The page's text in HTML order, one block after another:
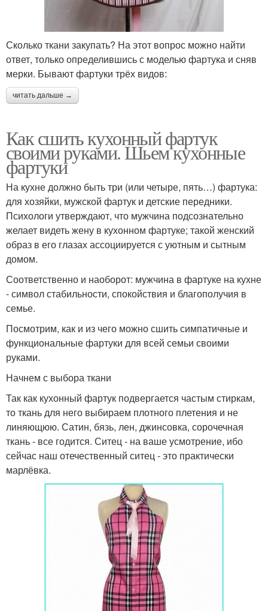
Сколько ткани закупать? На этот вопрос можно найти
ответ, только определившись с моделью фартука и сняв
мерки. Бывают фартуки трёх видов:
читать дальше →
Как сшить кухонный фартук
своими руками. Шьем кухонные
фартуки
На кухне должно быть три (или четыре, пять…) фартука:
для хозяйки, мужской фартук и детские передники.
Психологи утверждают, что мужчина подсознательно
желает видеть жену в кухонном фартуке; такой женский
образ в его глазах ассоциируется с уютным и сытным
домом.
Соответственно и наоборот: мужчина в фартуке на кухне
- символ стабильности, спокойствия и благополучия в
семье.
Посмотрим, как и из чего можно сшить симпатичные и
функциональные фартуки для всей семьи своими
руками.
Начнем с выбора ткани
Так как кухонный фартук подвергается частым стиркам,
то ткань для него выбираем плотного плетения и не
линяющюю. Сатин, бязь, лен, джинсовка, сорочечная
ткань - все годится. Ситец - на ваше усмотрение, ибо
сейчас наш отечественный ситец - это практически
марлёвка.